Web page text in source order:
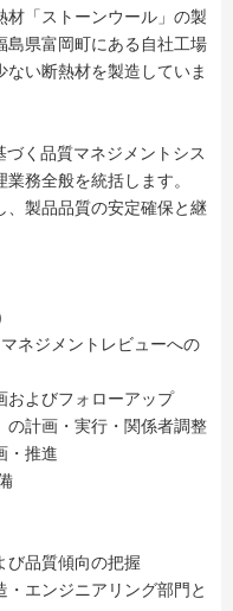
材「ストーンウール」の製
島県富岡町にある自社工場
い断熱材を製造していま
く品質マネジメントシス
務全般を統括します。
、製品品質の安定確保と継
ネジメントレビューへの
およびフォローアップ
の計画・実行・関係者調整
・推進
び品質傾向の把握
・エンジニアリング部門と